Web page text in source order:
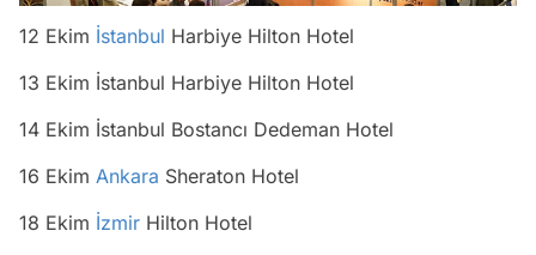
12 Ekim İstanbul Harbiye Hilton Hotel
13 Ekim İstanbul Harbiye Hilton Hotel
14 Ekim İstanbul Bostancı Dedeman Hotel
16 Ekim Ankara Sheraton Hotel
18 Ekim İzmir Hilton Hotel